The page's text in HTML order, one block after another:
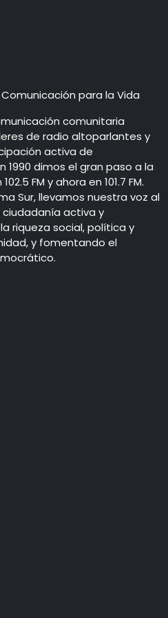
Comunicación para la Vida
comunitaria
de radio altoparlantes y
activa de
1990 dimos el gran paso a la
FM y ahora en 101.7 FM.
Sur, llevamos nuestra voz al
activa y
riqueza social, política y
y fomentando el